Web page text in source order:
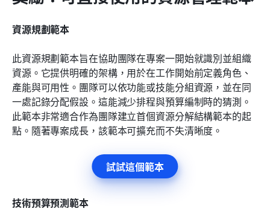
資源規劃範本
此資源規劃範本旨在協助團隊在專案一開始就識別並組織
資源。它提供明確的架構，用於在工作開始前定義角色、
產能與可用性。團隊可以依功能或技能分組資源，並在同
一處記錄分配假設。這能減少排程與預算編制時的猜測。
此範本非常適合作為團隊建立首個資源分解結構範本的起
點。隨著專案成長，該範本可擴充而不失清晰度。
試試這個範本
技術預算預測範本